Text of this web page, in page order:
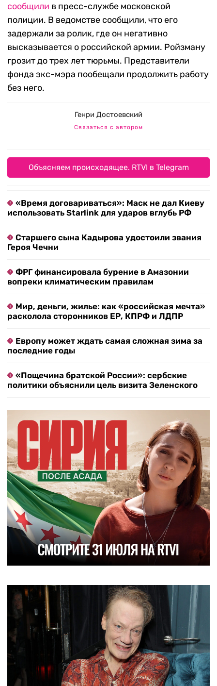
сообщили в пресс-службе московской
полиции. В ведомстве сообщили, что его
задержали за ролик, где он негативно
высказывается о российской армии. Ройзману
грозит до трех лет тюрьмы. Представители
фонда экс-мэра пообещали продолжить работу
без него.
Генри Достоевский
Связаться с автором
Объясняем происходящее. RTVI в Telegram
«Время договариваться»: Маск не дал Киеву
использовать Starlink для ударов вглубь РФ
Старшего сына Кадырова удостоили звания
Героя Чечни
ФРГ финансировала бурение в Амазонии
вопреки климатическим правилам
Мир, деньги, жилье: как «российская мечта»
расколола сторонников ЕР, КПРФ и ЛДПР
Европу может ждать самая сложная зима за
последние годы
«Пощечина братской России»: сербские
политики объяснили цель визита Зеленского